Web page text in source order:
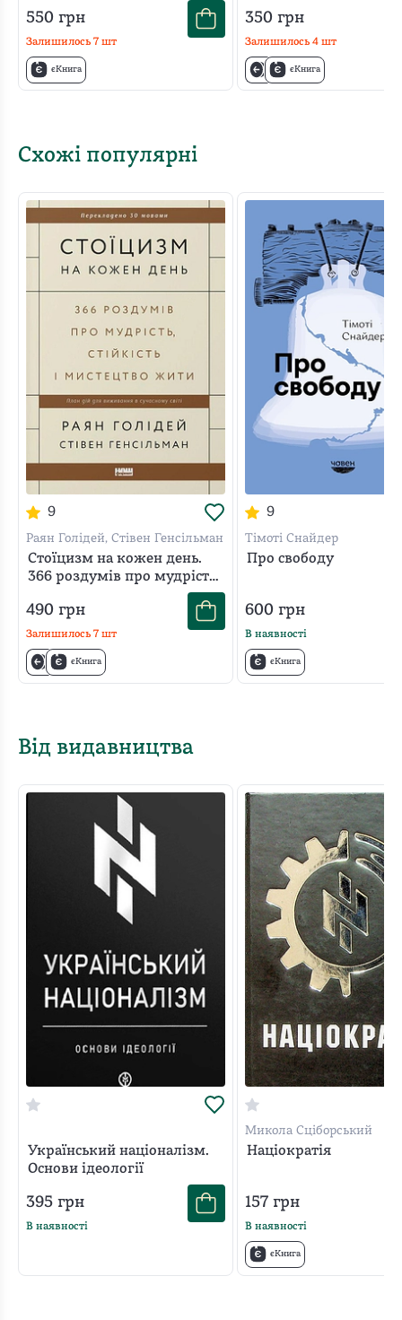
550 грн
Залишилось 7 шт
єКнига
350грн
Залишилось 4шт
єКнига
Схожі популярні
9
Раян Голідей, Стівен Генсільман
Стоїцизм на кожен день.
366 роздумів про мудрість,
стійкість і мистецтво жити
490 грн
Залишилось 7 шт
єКнига
9
Тімоті Снайдер
Про свободу
600грн
В наявності
єКнига
Від видавництва
Український націоналізм.
Основи ідеології
395 грн
В наявності
Микола Сціборський
Націократія
157грн
В наявності
єКнига